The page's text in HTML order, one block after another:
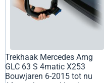
Trekhaak Mercedes Amg
GLC 63 S 4matic X253
Bouwjaren 6-2015 tot nu